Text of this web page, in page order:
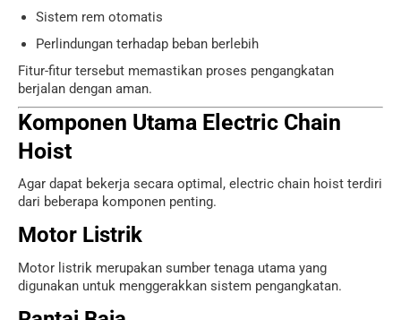
Sistem rem otomatis
Perlindungan terhadap beban berlebih
Fitur-fitur tersebut memastikan proses pengangkatan
berjalan dengan aman.
Komponen Utama Electric Chain
Hoist
Agar dapat bekerja secara optimal, electric chain hoist terdiri
dari beberapa komponen penting.
Motor Listrik
Motor listrik merupakan sumber tenaga utama yang
digunakan untuk menggerakkan sistem pengangkatan.